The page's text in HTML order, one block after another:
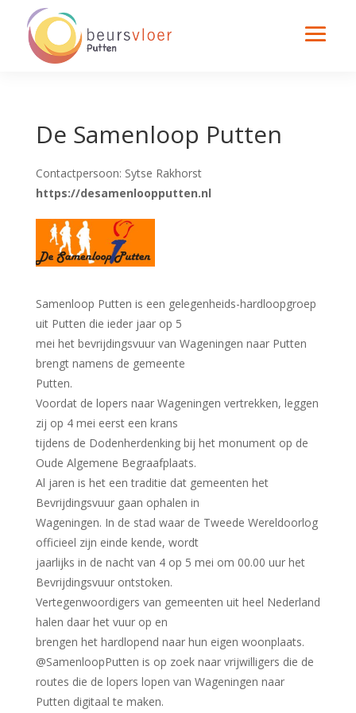
De Samenloop Putten
Contactpersoon: Sytse Rakhorst
https://desamenloopputten.nl
Samenloop Putten is een gelegenheids-hardloopgroep
uit Putten die ieder jaar op 5
mei het bevrijdingsvuur van Wageningen naar Putten
brengt namens de gemeente
Putten.
Voordat de lopers naar Wageningen vertrekken, leggen
zij op 4 mei eerst een krans
tijdens de Dodenherdenking bij het monument op de
Oude Algemene Begraafplaats.
Al jaren is het een traditie dat gemeenten het
Bevrijdingsvuur gaan ophalen in
Wageningen. In de stad waar de Tweede Wereldoorlog
officieel zijn einde kende, wordt
jaarlijks in de nacht van 4 op 5 mei om 00.00 uur het
Bevrijdingsvuur ontstoken.
Vertegenwoordigers van gemeenten uit heel Nederland
halen daar het vuur op en
brengen het hardlopend naar hun eigen woonplaats.
@SamenloopPutten is op zoek naar vrijwilligers die de
routes die de lopers lopen van Wageningen naar
Putten digitaal te maken.